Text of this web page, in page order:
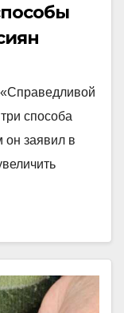
способа
он заявил в